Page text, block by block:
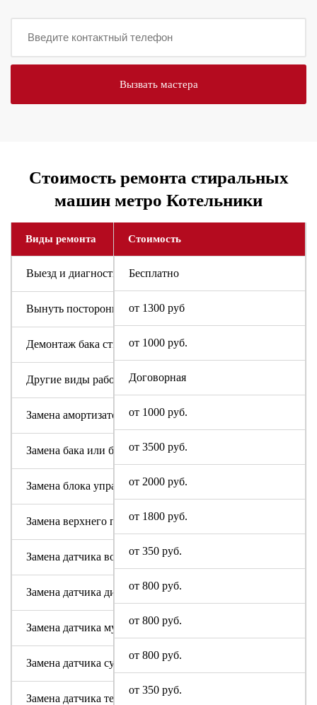
Стоимость ремонта стиральных
машин метро Котельники
Стоимость
Бесплатно
от 1300 руб
от 1000 руб.
Договорная
от 1000 руб.
от 3500 руб.
от 2000 руб.
от 1800 руб.
от 350 руб.
от 800 руб.
от 800 руб.
от 800 руб.
от 350 руб.
Виды ремонта
Выезд и диагностика
Вынуть посторонний предмет
Демонтаж бака стиральной машины
Другие виды работ
Замена амортизаторов
Замена бака или барабана
Замена блока управления или индикации
Замена верхнего противовеса
Замена датчика воды
Замена датчика дисбаланса белья
Замена датчика мутности
Замена датчика сушки
Замена датчика температуры или термостата